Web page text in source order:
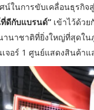
น์ในการขับเคลื่อนธุรกิ
ดีกับแบรนด์” เข้าไว้ด้ว
านาชาติที่ยิ่งใหญ่ที่สุดใน
เจอร์ 1 ศูนย์แสดงสินค้า